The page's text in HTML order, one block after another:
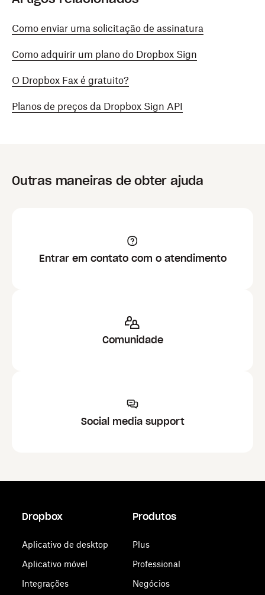
Como enviar uma solicitação de assinatura
Como adquirir um plano do Dropbox Sign
O Dropbox Fax é gratuito?
Planos de preços da Dropbox Sign API
Outras maneiras de obter ajuda
Entrar em contato com o atendimento
Comunidade
Social media support
Dropbox
Aplicativo de desktop
Aplicativo móvel
Integrações
Produtos
Plus
Professional
Negócios